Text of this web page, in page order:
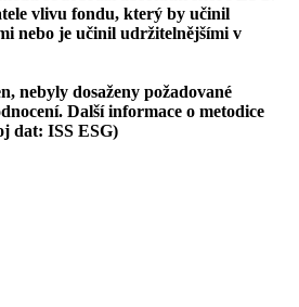
vlivu fondu, který by učinil
nebo je učinil udržitelnějšími v
nebyly dosaženy požadované
Další informace o metodice
dat: ISS ESG)